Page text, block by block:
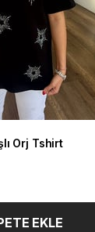
Orj Tshirt
EKLE